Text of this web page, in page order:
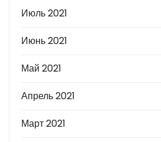
Июль 2021
Июнь 2021
Май 2021
Апрель 2021
Март 2021